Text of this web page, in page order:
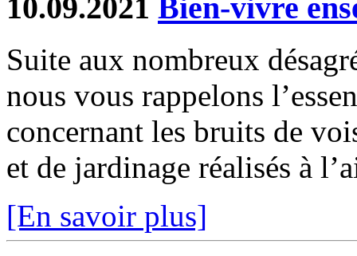
10.09.2021 Bien-vivre
Suite aux nombreux
nous vous rappelons
concernant les bruits de
et de jardinage réalisés à
[En savoir plus]